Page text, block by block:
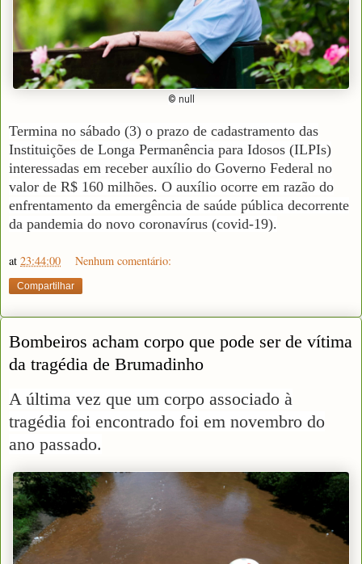
© null
Termina no sábado (3) o prazo de cadastramento das
Instituições de Longa Permanência para Idosos (ILPIs)
interessadas em receber auxílio do Governo Federal no
valor de R$ 160 milhões. O auxílio ocorre em razão do
enfrentamento da emergência de saúde pública decorrente
da pandemia do novo coronavírus (covid-19).
at 23:44:00 Nenhum comentário:
Compartilhar
Bombeiros acham corpo que pode ser de vítima
da tragédia de Brumadinho
A última vez que um corpo associado à
tragédia foi encontrado foi em novembro do
ano passado.